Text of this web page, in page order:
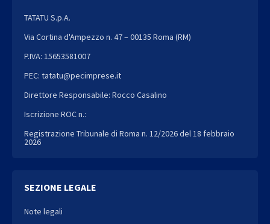
TATATU S.p.A.
Via Cortina d'Ampezzo n. 47 – 00135 Roma (RM)
P.IVA: 15653581007
PEC: tatatu@pecimprese.it
Direttore Responsabile: Rocco Casalino
Iscrizione ROC n.:
Registrazione Tribunale di Roma n. 12/2026 del 18 febbraio
2026
SEZIONE LEGALE
Note legali